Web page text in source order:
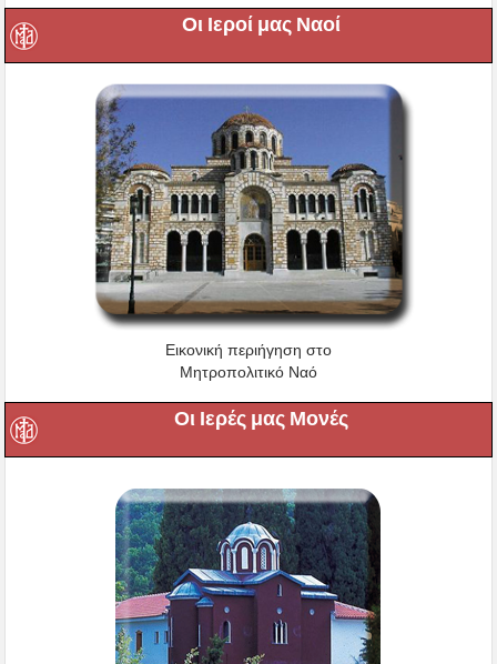
Οι Ιεροί μας Ναοί
Εικονική περιήγηση στο
Μητροπολιτικό Ναό
Οι Ιερές μας Μονές